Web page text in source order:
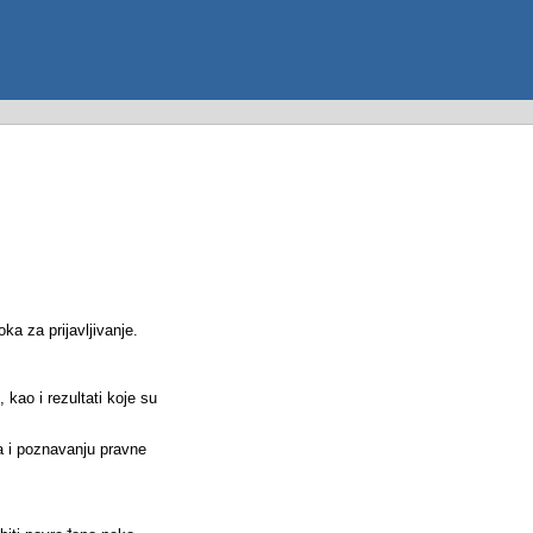
za prijavljivanje.
kao i rezultati koje su
i poznavanju pravne